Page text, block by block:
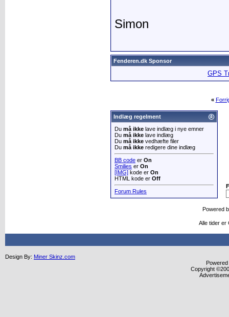
Simon
Fenderen.dk Sponsor
GPS
«
Indlæg regelment
Du må ikke lave indlæg i nye emner
Du må ikke lave indlæg
Du må ikke vedhæfte filer
Du må ikke redigere dine indlæg
BB code er On
Smilies er On
[IMG] kode er On
HTML kode er Off
Forum Rules
Powered
Alle tider er
Design By: Miner Skinz.com
Copyright